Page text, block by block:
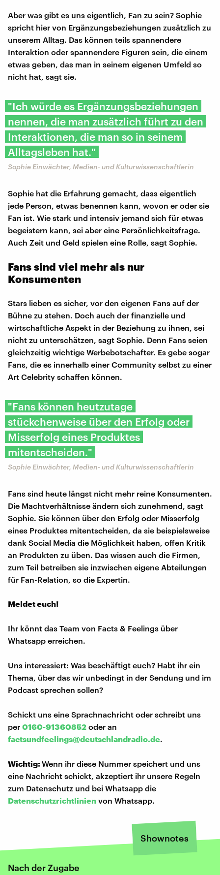
Aber was gibt es uns eigentlich, Fan zu sein? Sophie
spricht hier von Ergänzungsbeziehungen zusätzlich zu
unserem Alltag. Das können teils spannendere
Interaktion oder spannendere Figuren sein, die einem
etwas geben, das man in seinem eigenen Umfeld so
nicht hat, sagt sie.
"Ich würde es Ergänzungsbeziehungen
nennen, die man zusätzlich führt zu den
Interaktionen, die man so in seinem
Alltagsleben hat."
Sophie Einwächter, Medien- und Kulturwissenschaftlerin
Sophie hat die Erfahrung gemacht, dass eigentlich
jede Person, etwas benennen kann, wovon er oder sie
Fan ist. Wie stark und intensiv jemand sich für etwas
begeistern kann, sei aber eine Persönlichkeitsfrage.
Auch Zeit und Geld spielen eine Rolle, sagt Sophie.
Fans sind viel mehr als nur
Konsumenten
Stars lieben es sicher, vor den eigenen Fans auf der
Bühne zu stehen. Doch auch der finanzielle und
wirtschaftliche Aspekt in der Beziehung zu ihnen, sei
nicht zu unterschätzen, sagt Sophie. Denn Fans seien
gleichzeitig wichtige Werbebotschafter. Es gebe sogar
Fans, die es innerhalb einer Community selbst zu einer
Art Celebrity schaffen können.
"Fans können heutzutage
stückchenweise über den Erfolg oder
Misserfolg eines Produktes
mitentscheiden."
Sophie Einwächter, Medien- und Kulturwissenschaftlerin
Fans sind heute längst nicht mehr reine Konsumenten.
Die Machtverhältnisse ändern sich zunehmend, sagt
Sophie. Sie können über den Erfolg oder Misserfolg
eines Produktes mitentscheiden, da sie beispielsweise
dank Social Media die Möglichkeit haben, offen Kritik
an Produkten zu üben. Das wissen auch die Firmen,
zum Teil betreiben sie inzwischen eigene Abteilungen
für Fan-Relation, so die Expertin.
Meldet euch!
Ihr könnt das Team von Facts & Feelings über
Whatsapp erreichen.
Uns interessiert: Was beschäftigt euch? Habt ihr ein
Thema, über das wir unbedingt in der Sendung und im
Podcast sprechen sollen?
Schickt uns eine Sprachnachricht oder schreibt uns
per 0160-91360852 oder an
factsundfeelings@deutschlandradio.de.
Wichtig:Wenn ihr diese Nummer speichert und uns
eine Nachricht schickt, akzeptiert ihr unsere Regeln
zum Datenschutz und bei Whatsapp die
Datenschutzrichtlinien von Whatsapp.
Shownotes
Nach der Zugabe